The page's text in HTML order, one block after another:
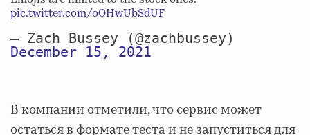
pic.twitter.com/oOHwUbSdUF
— Zach Bussey (@zachbussey)
December 15, 2021
В компании отметили, что сервис может
остаться в формате теста и не запуститься для